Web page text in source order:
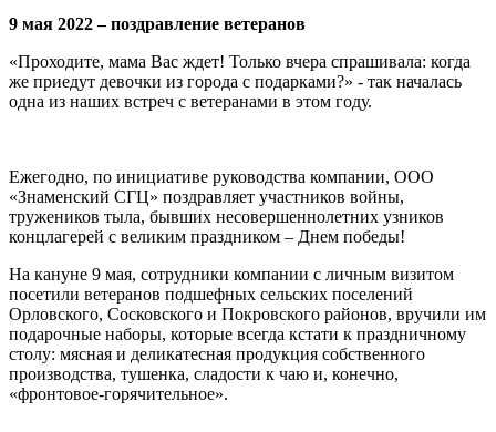
9 мая 2022 – поздравление ветеранов
«Проходите, мама Вас ждет! Только вчера спрашивала: когда
же приедут девочки из города с подарками?» - так началась
одна из наших встреч с ветеранами в этом году.
Ежегодно, по инициативе руководства компании, ООО
«Знаменский СГЦ» поздравляет участников войны,
тружеников тыла, бывших несовершеннолетних узников
концлагерей с великим праздником – Днем победы!
На кануне 9 мая, сотрудники компании с личным визитом
посетили ветеранов подшефных сельских поселений
Орловского, Сосковского и Покровского районов, вручили им
подарочные наборы, которые всегда кстати к праздничному
столу: мясная и деликатесная продукция собственного
производства, тушенка, сладости к чаю и, конечно,
«фронтовое-горячительное».